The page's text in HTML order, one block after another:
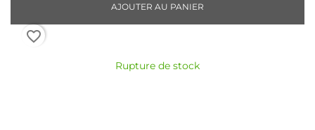
AJOUTER AU PANIER
favorite_border
Rupture de stock